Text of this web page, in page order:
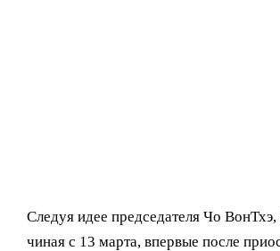
Следуя идее председателя Чо
чиная с 13 марта, впервые после